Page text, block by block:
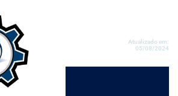
Atualizado em:
05/08/2024